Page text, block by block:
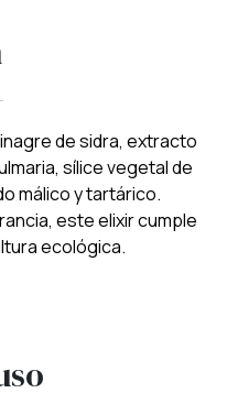
de sidra, extracto
sílice vegetal de
málico y tartárico.
este elixir cumple
ecológica.